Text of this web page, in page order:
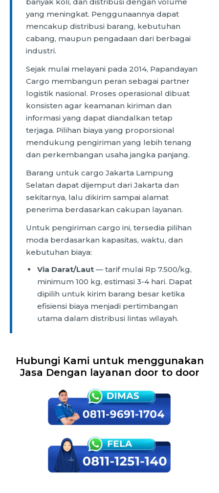
banyak koli, dan distribusi dengan volume
yang meningkat. Penggunaannya dapat
mencakup distribusi barang, kebutuhan
cabang, maupun pengadaan dari berbagai
industri.
Sejak mulai melayani pada 2014, Papandayan
Cargo membangun peran sebagai partner
logistik nasional. Proses operasional dibuat
konsisten agar keamanan kiriman dan
informasi yang dapat diandalkan tetap
terjaga. Pilihan biaya yang proporsional
mendukung pengiriman yang lebih tenang
dan perkembangan usaha jangka panjang.
Barang untuk cargo Jakarta Lampung
Selatan dapat dijemput dari Jakarta dan
sekitarnya, lalu dikirim sampai alamat
penerima berdasarkan cakupan layanan.
Untuk pengiriman cargo ini, tersedia pilihan
moda berdasarkan kapasitas, waktu, dan
kebutuhan biaya:
Via Darat/Laut — tarif mulai Rp 7.500/kg,
minimum 100 kg, estimasi 3-4 hari. Dapat
dipilih untuk kirim barang besar ketika
efisiensi biaya menjadi pertimbangan
utama dalam distribusi lintas wilayah.
Hubungi Kami untuk menggunakan
Jasa Dengan layanan door to door